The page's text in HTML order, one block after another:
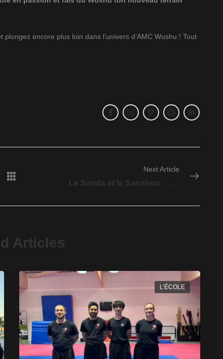
encore plus loin dans l’univers d’AMC Wushu ! Tout
Next Article
Le Sanda et le Sanshou : deux styles de combat chinois enseignés à Saint-Sauveur
Articles
L’ÉCOLE